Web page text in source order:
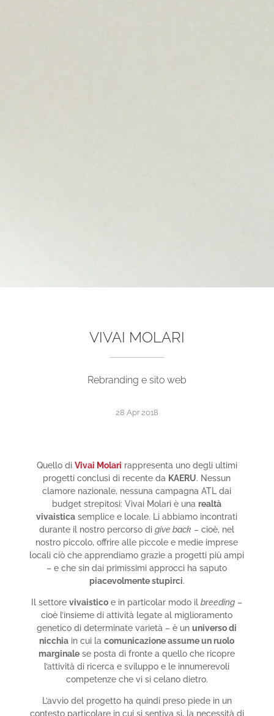
VIVAI MOLARI
Rebranding e sito web
28 Apr 2018
Quello di Vivai Molari rappresenta uno degli ultimi
progetti conclusi di recente da KAERU. Nessun
clamore nazionale, nessuna campagna ATL dai
budget strepitosi: Vivai Molari è una realtà
vivaistica semplice e locale. Li abbiamo incontrati
durante il nostro percorso digive back – cioè, nel
nostro piccolo, offrire alle piccole e medie imprese
locali ciò che apprendiamo grazie a progetti più ampi
– e che sin dai primissimi approcci ha saputo
piacevolmente stupirci.
Il settorevivaistico e in particolar modo ilbreeding –
cioè l’insieme di attività legate al miglioramento
genetico di determinate varietà – è ununiverso di
nicchia in cui lacomunicazione assume un ruolo
marginale se posta di fronte a quello che ricopre
l’attività di ricerca e sviluppo e le innumerevoli
competenze che vi si celano dietro.
L’avvio del progetto ha quindi preso piede in un
contesto particolare in cui si sentiva sì, la necessità di